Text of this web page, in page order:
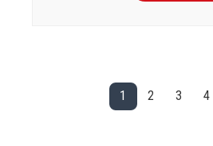
1 2 3 4